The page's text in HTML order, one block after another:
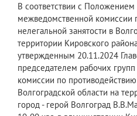
В соответствии с Положением
межведомственной комиссии
нелегальной занятости в
территории Кировского
утвержденным 20.11.2024
председателем рабочих
комиссии по
Волгоградской области на
город - герой Волгоград